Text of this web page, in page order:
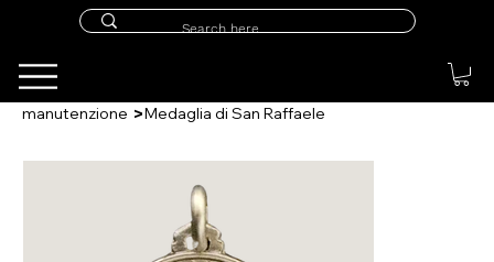
manutenzione >Medaglia di San Raffaele